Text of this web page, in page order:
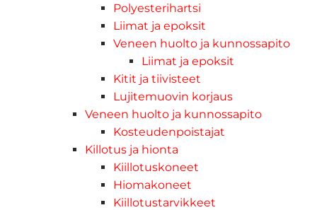
Polyesterihartsi
Liimat ja epoksit
Veneen huolto ja kunnossapito
Liimat ja epoksit
Kitit ja tiivisteet
Lujitemuovin korjaus
Veneen huolto ja kunnossapito
Kosteudenpoistajat
Killotus ja hionta
Kiillotuskoneet
Hiomakoneet
Kiillotustarvikkeet